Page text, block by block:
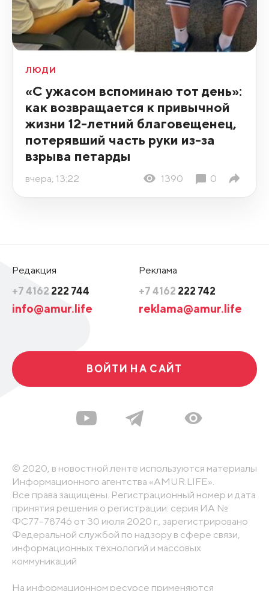
ЛЮДИ
«С ужасом вспоминаю тот день»:
как возвращается к привычной
жизни 12-летний благовещенец,
потерявший часть руки из-за
взрыва петарды
вчера, 13:22 1390 0
Редакция
+7 4162 222 744
info@amur.life
Реклама
+7 4162 222 742
reklama@amur.life
ВОЙТИ НА САЙТ
© 2020, в новостной ленте используются материалы
Информационного агентства «AMUR.LIFE».
Все права защищены. Регистрационный номер и дата
принятия решения о регистрации: серия ИА №
ФС77-78746 от 30 июля 2020 г., зарегистрировано
Федеральной службой по надзору в сфере связи,
информационных технологий и массовых
коммуникаций
На информационном ресурсе применяются